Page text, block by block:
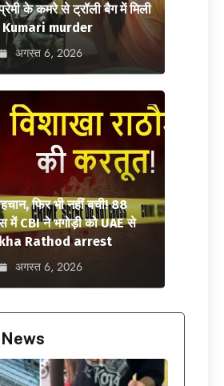
के कमरे से ट्रॉली बैग में मिली
murder
अगस्त 6, 2026
फिर भी नहीं बची! 88
में CBI ने भगोड़ी को UAE से
Rathod arrest
अगस्त 6, 2026